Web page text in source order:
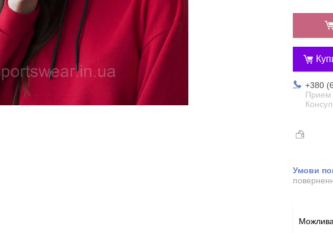
+380
Прием